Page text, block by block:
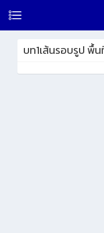
บท1เส้นรอบรูป พื้